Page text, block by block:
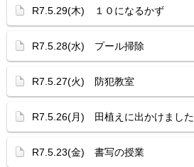
R7.5.29(木) １０になるかず
R7.5.28(水) プール掃除
R7.5.27(火) 防犯教室
R7.5.26(月) 田植えに出かけました
R7.5.23(金) 書写の授業